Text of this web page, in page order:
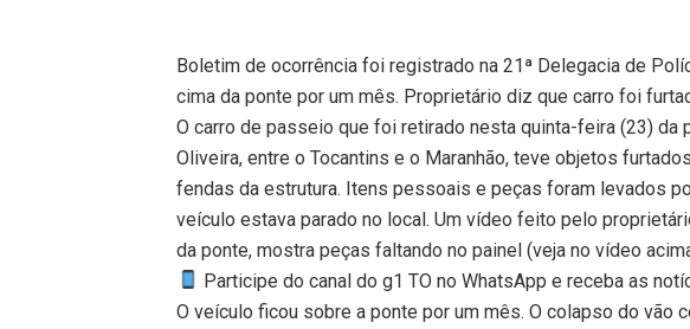
Boletim de ocorrência foi registrado na 21ª Delegacia de
cima da ponte por um mês. Proprietário diz que carro foi
O carro de passeio que foi retirado nesta quinta-feira (23) da
Oliveira, entre o Tocantins e o Maranhão, teve objetos
fendas da estrutura. Itens pessoais e peças foram levados
veículo estava parado no local. Um vídeo feito pelo
da ponte, mostra peças faltando no painel (veja no vídeo
Participe do canal do g1 TO no WhatsApp e receba as
O veículo ficou sobre a ponte por um mês. O colapso do vão